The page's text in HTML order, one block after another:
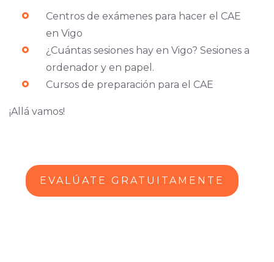
Centros de exámenes para hacer el CAE
en Vigo
¿Cuántas sesiones hay en Vigo? Sesiones a
ordenador y en papel.
Cursos de preparación para el CAE
¡Allá vamos!
EVALÚATE GRATUITAMENTE